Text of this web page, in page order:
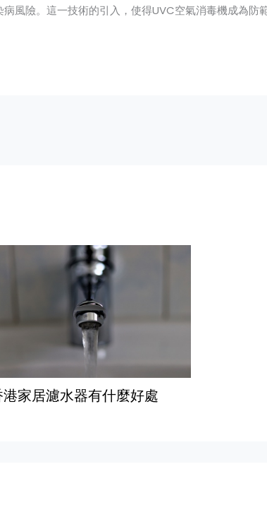
風險。這一技術的引入，使得UVC空氣消毒機成為防
家居濾水器有什麼好處